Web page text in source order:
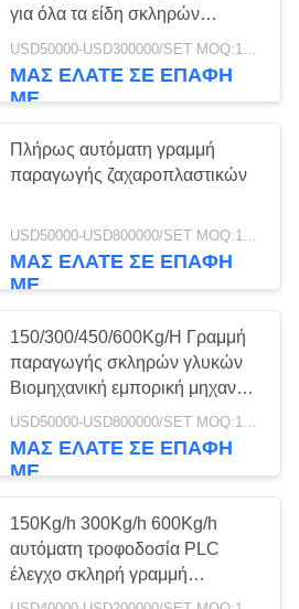
παραγωγής
που
για όλα τα είδη σκληρών
γλυκών όπως μήλα, φράουλα,
λεμόνι, μάγκο, λιχουδιές κλπ.
ΜΑΣ ΕΛΆΤΕ ΣΕ ΕΠΑΦΉ
ΜΕ
Πλήρως αυτόματη γραμμή
παραγωγής ζαχαροπλαστικών
USD50000-USD800000/SET MOQ:1 σύνολο
ΜΑΣ ΕΛΆΤΕ ΣΕ ΕΠΑΦΉ
ΜΕ
150/300/450/600Kg/H Γραμμή
παραγωγής σκληρών γλυκών
Βιομηχανική εμπορική μηχανή
παραγωγής γλυκών
USD50000-USD800000/SET MOQ:1 σύνολο
ΜΑΣ ΕΛΆΤΕ ΣΕ ΕΠΑΦΉ
ΜΕ
150Kg/h 300Kg/h 600Kg/h
αυτόματη τροφοδοσία PLC
έλεγχο σκληρή γραμμή
παραγωγής γλυκών βιομηχανία